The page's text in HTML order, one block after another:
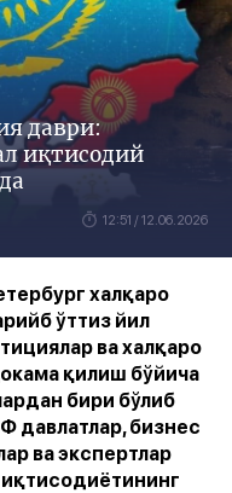
даври:
иқтисодий
12:51 / 12.06.2026
халқаро
ўттиз йил
ва халқаро
қилиш бўйича
бири бўлиб
давлатлар, бизнес
ва экспертлар